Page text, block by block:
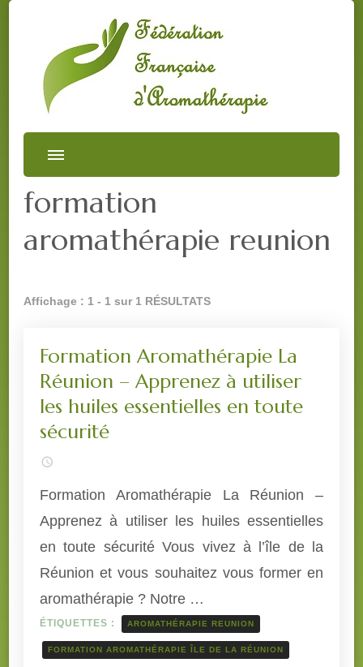
formation
aromathérapie reunion
Affichage : 1 - 1 sur 1 RÉSULTATS
Formation Aromathérapie La
Réunion – Apprenez à utiliser
les huiles essentielles en toute
sécurité
Formation Aromathérapie La Réunion –
Apprenez à utiliser les huiles essentielles
en toute sécurité Vous vivez à l’île de la
Réunion et vous souhaitez vous former en
aromathérapie ? Notre …
ÉTIQUETTES : AROMATHÉRAPIE REUNION
FORMATION AROMATHÉRAPIE ÎLE DE LA RÉUNION